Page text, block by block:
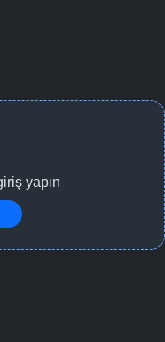
yapın